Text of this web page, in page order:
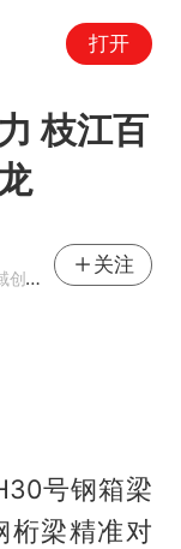
打开
枝江百
者
关注
号钢箱梁
桁梁精准对